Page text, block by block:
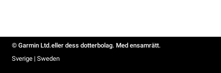
© Garmin Ltd.eller dess dotterbolag. Med ensamrätt.
Sverige | Sweden